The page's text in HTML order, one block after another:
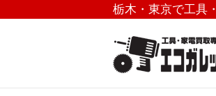
栃木・東京で工具